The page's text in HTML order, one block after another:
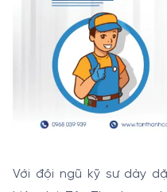
Với đội ngũ kỹ sư dày